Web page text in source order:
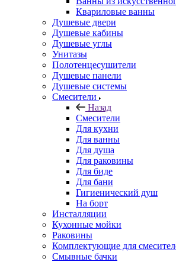
Квариловые ванны
Душевые двери
Душевые кабины
Душевые углы
Унитазы
Полотенцесушители
Душевые панели
Душевые системы
Смесители
Назад
Смесители
Для кухни
Для ванны
Для душа
Для раковины
Для биде
Для бани
Гигиенический душ
На борт
Инсталляции
Кухонные мойки
Раковины
Комплектующие для
Смывные бачки